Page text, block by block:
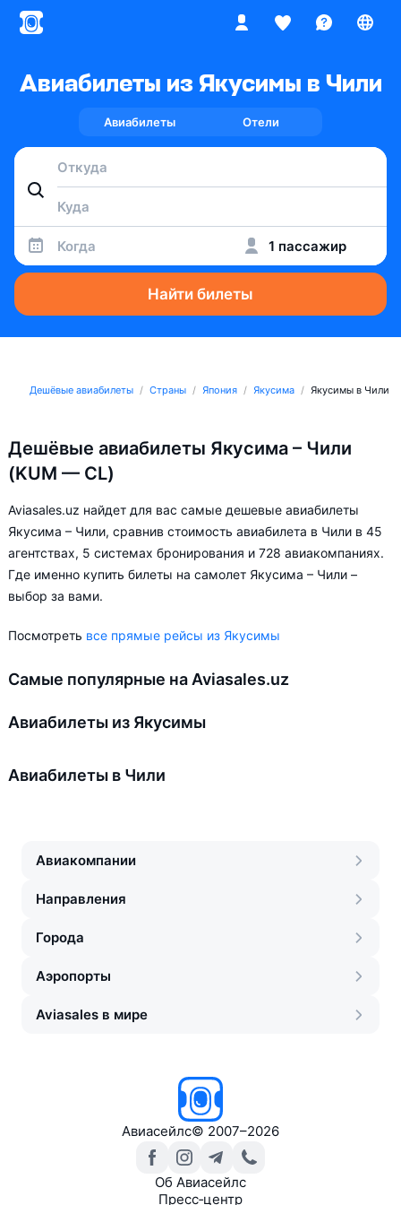
Авиабилеты из Якусимы в Чили
Авиабилеты Отели
Когда 1 пассажир
Найти билеты
Дешёвые авиабилеты Страны Япония Якусима Якусимы в Чили
Дешёвые авиабилеты Якусима – Чили
(KUM — CL)
Aviasales.uz найдет для вас самые дешевые авиабилеты
Якусима – Чили, сравнив стоимость авиабилета в Чили в 45
агентствах, 5 системах бронирования и 728 авиакомпаниях.
Где именно купить билеты на самолет Якусима – Чили –
выбор за вами.
Посмотреть все прямые рейсы из Якусимы
Самые популярные на Aviasales.uz
Авиабилеты из Якусимы
Авиабилеты в Чили
Авиакомпании
Направления
Города
Аэропорты
Aviasales в мире
Авиасейлс© 2007–2026
Об Авиасейлс
Пресс‑центр